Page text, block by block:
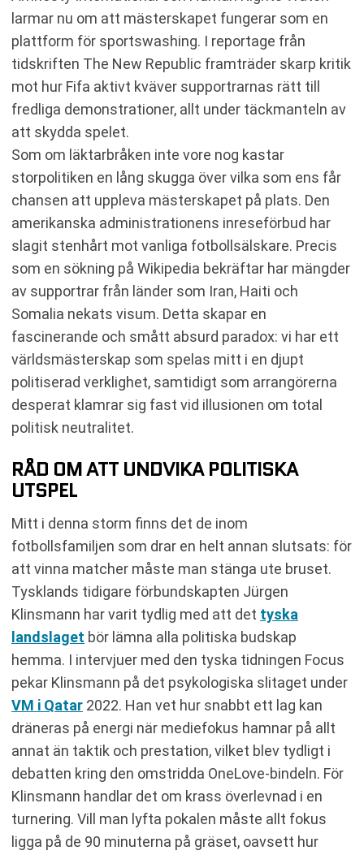
larmar nu om att mästerskapet fungerar som en
plattform för sportswashing. I reportage från
tidskriften The New Republic framträder skarp kritik
mot hur Fifa aktivt kväver supportrarnas rätt till
fredliga demonstrationer, allt under täckmanteln av
att skydda spelet.
Som om läktarbråken inte vore nog kastar
storpolitiken en lång skugga över vilka som ens får
chansen att uppleva mästerskapet på plats. Den
amerikanska administrationens inreseförbud har
slagit stenhårt mot vanliga fotbollsälskare. Precis
som en sökning på Wikipedia bekräftar har mängder
av supportrar från länder som Iran, Haiti och
Somalia nekats visum. Detta skapar en
fascinerande och smått absurd paradox: vi har ett
världsmästerskap som spelas mitt i en djupt
politiserad verklighet, samtidigt som arrangörerna
desperat klamrar sig fast vid illusionen om total
politisk neutralitet.
RÅD OM ATT UNDVIKA POLITISKA
UTSPEL
Mitt i denna storm finns det de inom
fotbollsfamiljen som drar en helt annan slutsats: för
att vinna matcher måste man stänga ute bruset.
Tysklands tidigare förbundskapten Jürgen
Klinsmann har varit tydlig med att det tyska
landslaget bör lämna alla politiska budskap
hemma. I intervjuer med den tyska tidningen Focus
pekar Klinsmann på det psykologiska slitaget under
VM i Qatar 2022. Han vet hur snabbt ett lag kan
dräneras på energi när mediefokus hamnar på allt
annat än taktik och prestation, vilket blev tydligt i
debatten kring den omstridda OneLove-bindeln. För
Klinsmann handlar det om krass överlevnad i en
turnering. Vill man lyfta pokalen måste allt fokus
ligga på de 90 minuterna på gräset, oavsett hur